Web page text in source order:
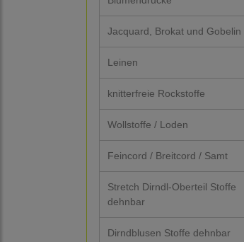
Jacquard, Brokat und Gobelin
Leinen
knitterfreie Rockstoffe
Wollstoffe / Loden
Feincord / Breitcord / Samt
Stretch Dirndl-Oberteil Stoffe
dehnbar
Dirndblusen Stoffe dehnbar